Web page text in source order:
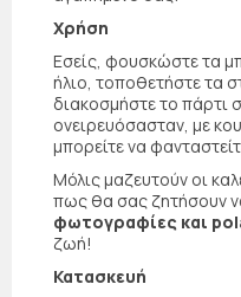
Χρήση
Εσείς, φουσκώστε τα
ήλιο, τοποθετήστε τα
διακοσμήστε το πάρτι
ονειρευόσασταν, με
μπορείτε να
Μόλις μαζευτούν οι
πως θα σας ζητήσουν
φωτογραφίες και
ζωή!
Κατασκευή